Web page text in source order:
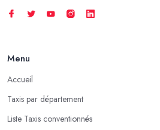
Menu
Accueil
Taxis par département
Liste Taxis conventionnés